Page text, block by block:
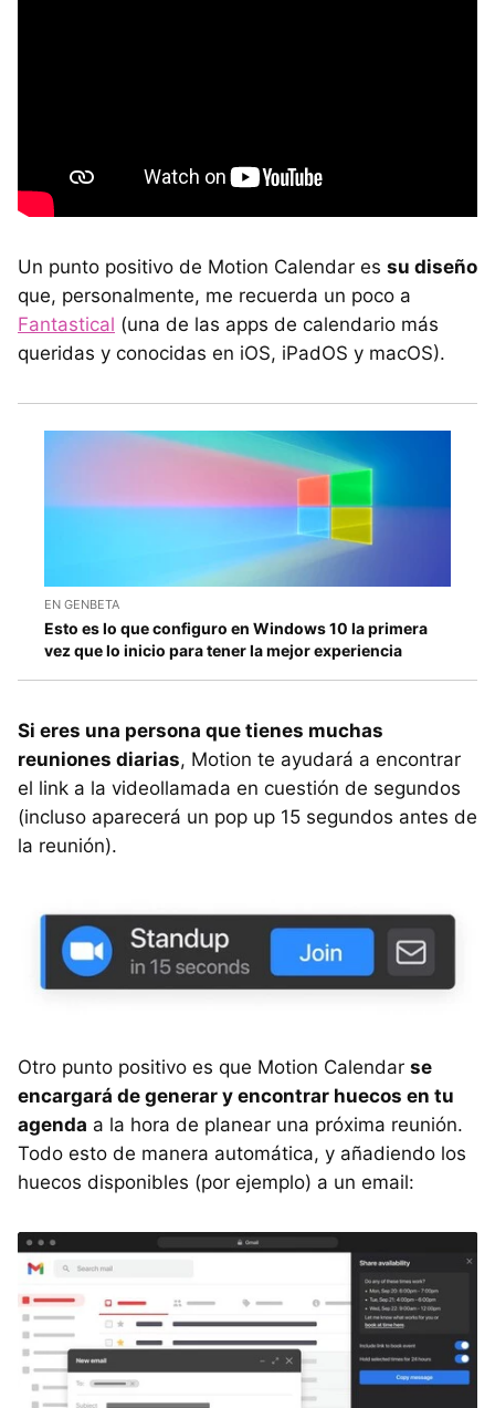
Un punto positivo de Motion Calendar es su diseño
que, personalmente, me recuerda un poco a
Fantastical (una de las apps de calendario más
queridas y conocidas en iOS, iPadOS y macOS).
EN GENBETA
Esto es lo que configuro en Windows 10 la primera
vez que lo inicio para tener la mejor experiencia
Si eres una persona que tienes muchas
reuniones diarias, Motion te ayudará a encontrar
el link a la videollamada en cuestión de segundos
(incluso aparecerá un pop up 15 segundos antes de
la reunión).
Otro punto positivo es que Motion Calendar se
encargará de generar y encontrar huecos en tu
agenda a la hora de planear una próxima reunión.
Todo esto de manera automática, y añadiendo los
huecos disponibles (por ejemplo) a un email: